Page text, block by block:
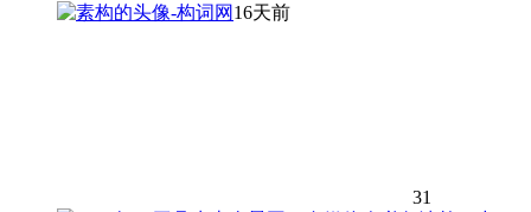
16天前
31